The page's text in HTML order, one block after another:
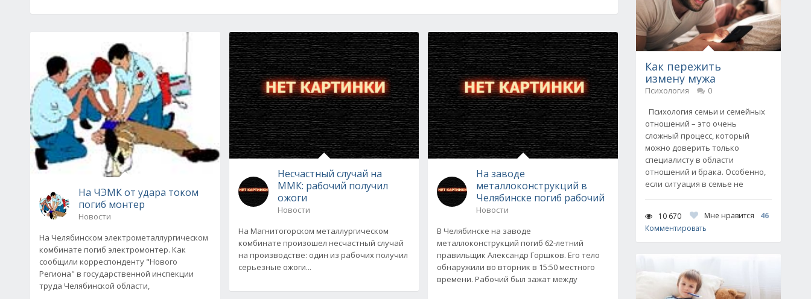
На ЧЭМК от удара током
погиб монтер
Новости
На Челябинском электрометаллургическом
комбинате погиб электромонтер. Как
сообщили корреспонденту "Нового
Региона" в государственной инспекции
труда Челябинской области,
Несчастный случай на
ММК: рабочий получил
ожоги
Новости
На Магнитогорском металлургическом
комбинате произошел несчастный случай
на производстве: один из рабочих получил
серьезные ожоги...
На заводе
металлоконструкций в
Челябинске погиб рабочий
Новости
В Челябинске на заводе
металлоконструкций погиб 62-летний
правильщик Александр Горшков. Его тело
обнаружили во вторник в 15:50 местного
времени. Рабочий был зажат между
Как пережить
измену мужа
Психология
0
Психология семьи и семейных
отношений – это очень
сложный процесс, который
можно доверить только
специалисту в области
отношений и брака. Особенно,
если ситуация в семье не
10 670 Мне нравится
46
Комментировать